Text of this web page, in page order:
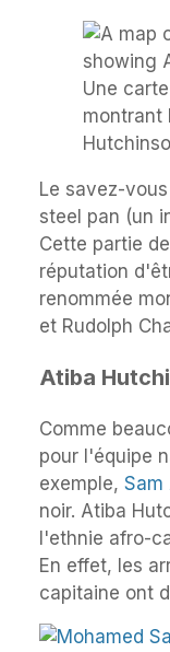
Une
montrant
Le savez-
steel pan (un
Cette partie
réputation
renommée
et Rudolph
Atiba
Comme
pour l'équipe
exemple, Sam
noir. Atiba
l'ethnie afro-
En effet, les
capitaine ont